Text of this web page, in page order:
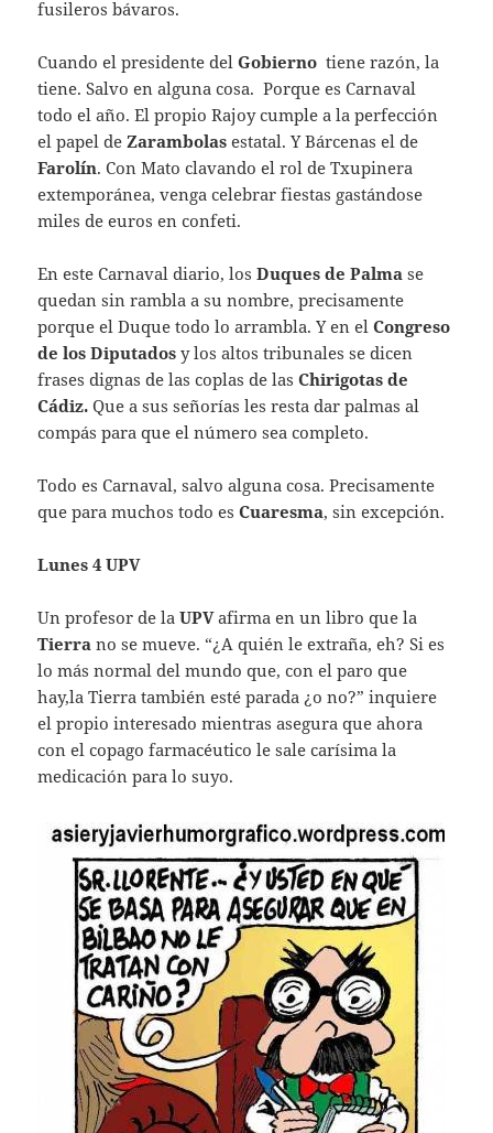
fusileros bávaros.
Cuando el presidente delGobierno tiene razón, la
tiene. Salvo en alguna cosa. Porque es Carnaval
todo el año. El propio Rajoy cumple a la perfección
el papel deZarambolas estatal. Y Bárcenas el de
Farolín. Con Mato clavando el rol de Txupinera
extemporánea, venga celebrar fiestas gastándose
miles de euros en confeti.
En este Carnaval diario, losDuques de Palma se
quedan sin rambla a su nombre, precisamente
porque el Duque todo lo arrambla. Y en elCongreso
de los Diputados y los altos tribunales se dicen
frases dignas de las coplas de lasChirigotas de
Cádiz. Que a sus señorías les resta dar palmas al
compás para que el número sea completo.
Todo es Carnaval, salvo alguna cosa. Precisamente
que para muchos todo esCuaresma, sin excepción.
Lunes 4 UPV
Un profesor de laUPV afirma en un libro que la
Tierra no se mueve. “¿A quién le extraña, eh? Si es
lo más normal del mundo que, con el paro que
hay,la Tierra también esté parada ¿o no?” inquiere
el propio interesado mientras asegura que ahora
con el copago farmacéutico le sale carísima la
medicación para lo suyo.